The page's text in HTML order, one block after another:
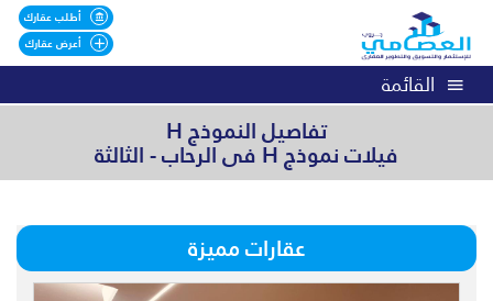
أطلب عقارك
أعرض عقارك
القائمة
تفاصيل النموذج H
فيلات نموذج H فى الرحاب - الثالثة
عقارات مميزة